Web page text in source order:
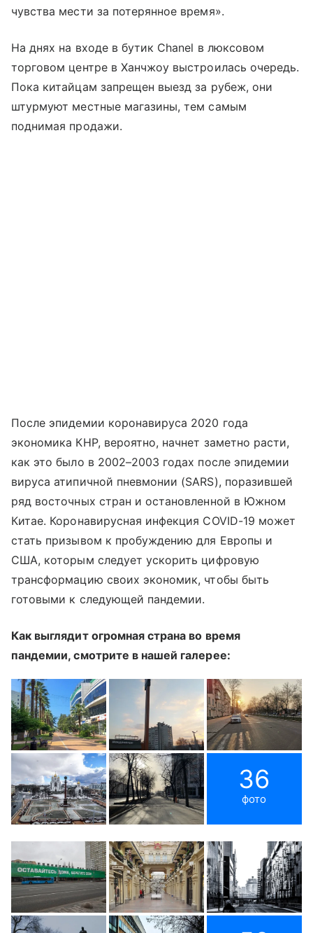
чувства мести за потерянное время».
На днях на входе в бутик Chanel в люксовом
торговом центре в Ханчжоу выстроилась очередь.
Пока китайцам запрещен выезд за рубеж, они
штурмуют местные магазины, тем самым
поднимая продажи.
После эпидемии коронавируса 2020 года
экономика КНР, вероятно, начнет заметно расти,
как это было в 2002–2003 годах после эпидемии
вируса атипичной пневмонии (SARS), поразившей
ряд восточных стран и остановленной в Южном
Китае. Коронавирусная инфекция COVID-19 может
стать призывом к пробуждению для Европы и
США, которым следует ускорить цифровую
трансформацию своих экономик, чтобы быть
готовыми к следующей пандемии.
Как выглядит огромная страна во время
пандемии, смотрите в нашей галерее:
36
фото